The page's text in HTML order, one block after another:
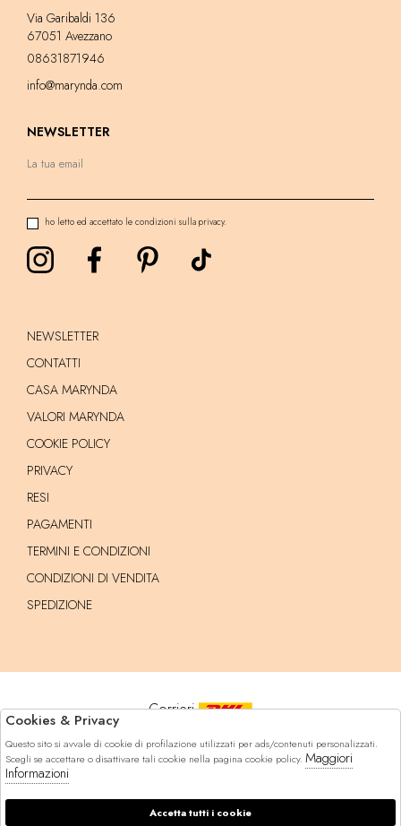
Via Garibaldi 136
67051 Avezzano
08631871946
info@marynda.com
NEWSLETTER
ho letto ed accettato le condizioni sulla privacy.
NEWSLETTER
CONTATTI
CASA MARYNDA
VALORI MARYNDA
COOKIE POLICY
PRIVACY
RESI
PAGAMENTI
TERMINI E CONDIZIONI
CONDIZIONI DI VENDITA
SPEDIZIONE
© 2026 Marynda - P.iva : 14629471005 Powered by
Corrieri
Pagamenti
Cookies & Privacy
Questo sito si avvale di cookie di profilazione utilizzati per ads/contenuti personalizzati.
Scegli se accettare o disattivare tali cookie nella pagina cookie policy. Maggiori
Informazioni
Accetta tutti i cookie